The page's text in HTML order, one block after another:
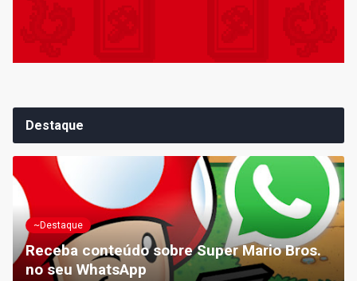
Destaque
~Destaque
Receba conteúdo sobre Super Mario Bros.
no seu WhatsApp